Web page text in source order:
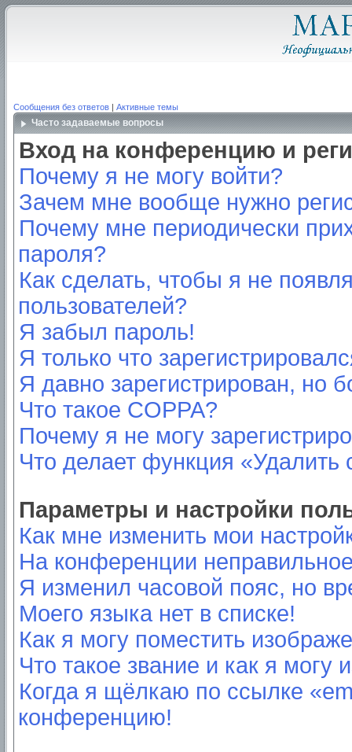
Сообщения без ответов | Активные темы
Часто задаваемые вопросы
Вход на конференцию и
Почему я не могу войти?
Зачем мне вообще нужно
Почему мне периодически
пароля?
Как сделать, чтобы я не
пользователей?
Я забыл пароль!
Я только что
Я давно зарегистрирован, но
Что такое COPPA?
Почему я не могу
Что делает функция
Параметры и настройки
Как мне изменить мои
На конференции
Я изменил часовой пояс, но
Моего языка нет в списке!
Как я могу поместить
Что такое звание и как я могу
Когда я щёлкаю по ссылке
конференцию!